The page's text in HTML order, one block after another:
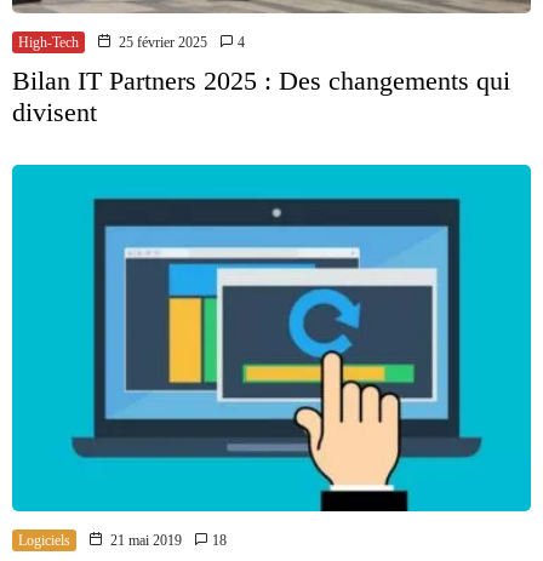
High-Tech 25 février 2025 4
Bilan IT Partners 2025 : Des changements qui
divisent
Logiciels 21 mai 2019 18